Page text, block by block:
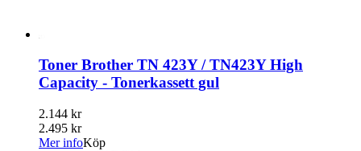
Toner Brother TN 423Y / TN423Y High
Capacity - Tonerkassett gul
2.144 kr
2.495 kr
Mer infoKöp